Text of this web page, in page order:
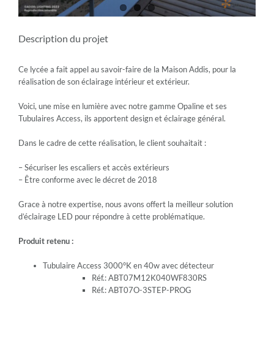
Description du projet
Ce lycée a fait appel au savoir-faire de la Maison Addis, pour la
réalisation de son éclairage intérieur et extérieur.
Voici, une mise en lumière avec notre gamme Opaline et ses
Tubulaires Access, ils apportent design et éclairage général.
Dans le cadre de cette réalisation, le client souhaitait :
– Sécuriser les escaliers et accès extérieurs
– Être conforme avec le décret de 2018
Grace à notre expertise, nous avons offert la meilleur solution
d’éclairage LED pour répondre à cette problématique.
Produit retenu :
Tubulaire Access 3000°K en 40w avec détecteur
Réf.: ABT07M12K040WF830RS
Réf.: ABT07O-3STEP-PROG